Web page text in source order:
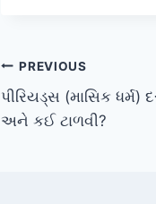
Post
navigation
PREVIOUS
પીરિયડ્સ (માસિક ધર્મ)
અને કઈ ટાળવી?